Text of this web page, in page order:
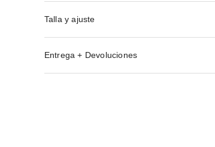
Talla y ajuste
Entrega + Devoluciones